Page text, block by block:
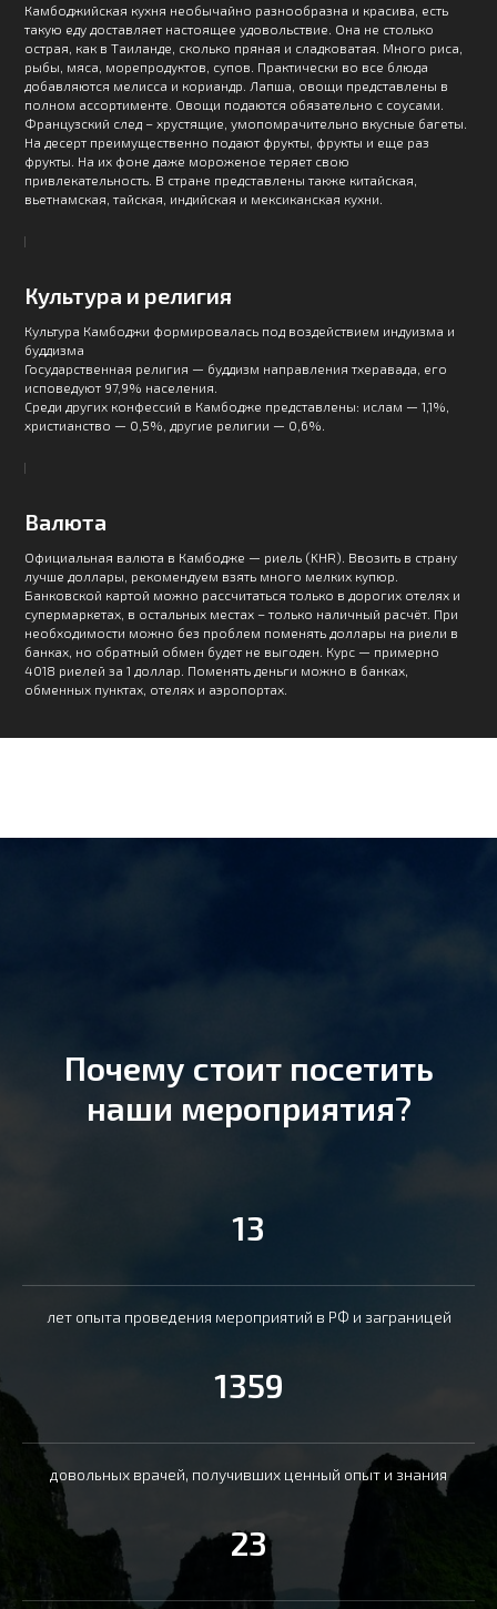
Камбоджийская кухня необычайно разнообразна и красива, есть
такую еду доставляет настоящее удовольствие. Она не столько
острая, как в Таиланде, сколько пряная и сладковатая. Много риса,
рыбы, мяса, морепродуктов, супов. Практически во все блюда
добавляются мелисса и кориандр. Лапша, овощи представлены в
полном ассортименте. Овощи подаются обязательно с соусами.
Французский след – хрустящие, умопомрачительно вкусные багеты.
На десерт преимущественно подают фрукты, фрукты и еще раз
фрукты. На их фоне даже мороженое теряет свою
привлекательность. В стране представлены также китайская,
вьетнамская, тайская, индийская и мексиканская кухни.
Культура и религия
Культура Камбоджи формировалась под воздействием индуизма и
буддизма
Государственная религия — буддизм направления тхеравада, его
исповедуют 97,9% населения.
Среди других конфессий в Камбодже представлены: ислам — 1,1%,
христианство — 0,5%, другие религии — 0,6%.
Валюта
Официальная валюта в Камбодже — риель (KHR). Ввозить в страну
лучше доллары, рекомендуем взять много мелких купюр.
Банковской картой можно рассчитаться только в дорогих отелях и
супермаркетах, в остальных местах – только наличный расчёт. При
необходимости можно без проблем поменять доллары на риели в
банках, но обратный обмен будет не выгоден. Курс — примерно
4018 риелей за 1 доллар. Поменять деньги можно в банках,
обменных пунктах, отелях и аэропортах.
Почему стоит посетить
наши мероприятия?
13
лет опыта проведения мероприятий в РФ и заграницей
1359
довольных врачей, получивших ценный опыт и знания
23